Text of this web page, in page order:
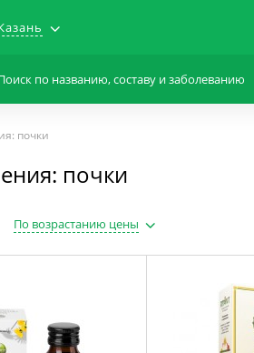
почки
почки
По возрастанию цены